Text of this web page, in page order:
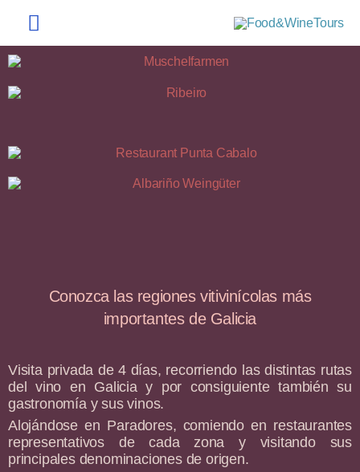
Conozca las regiones vitivinícolas más
importantes de Galicia
Visita privada de 4 días, recorriendo las distintas rutas
del vino en Galicia y por consiguiente también su
gastronomía y sus vinos.
Alojándose en Paradores, comiendo en restaurantes
representativos de cada zona y visitando sus
principales denominaciones de origen.